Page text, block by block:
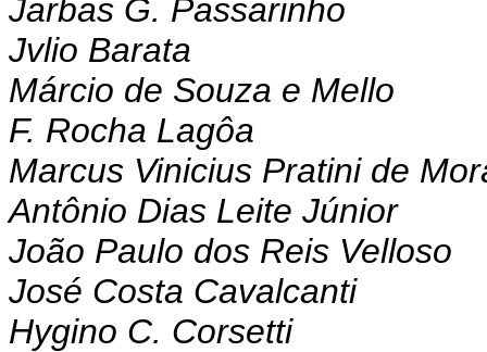
Jarbas G. Passarinho
Jvlio Barata
Márcio de Souza e Mello
F. Rocha Lagôa
Marcus Vinicius Pratini de
Antônio Dias Leite Júnior
João Paulo dos Reis Velloso
José Costa Cavalcanti
Hygino C. Corsetti